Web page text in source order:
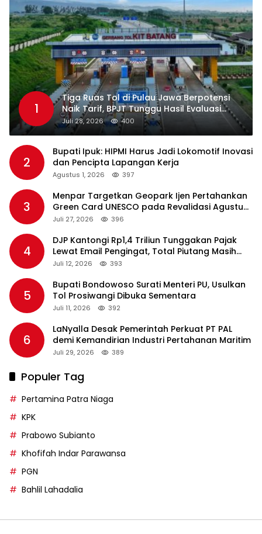
1
Tiga Ruas Tol di Pulau Jawa Berpotensi
Naik Tarif, BPJT Tunggu Hasil Evaluasi
Standar Pelayanan
Juli 28, 2026 400
2
Bupati Ipuk: HIPMI Harus Jadi Lokomotif Inovasi
dan Pencipta Lapangan Kerja
Agustus 1, 2026 397
3
Menpar Targetkan Geopark Ijen Pertahankan
Green Card UNESCO pada Revalidasi Agustus
2026
Juli 27, 2026 396
4
DJP Kantongi Rp1,4 Triliun Tunggakan Pajak
Lewat Email Pengingat, Total Piutang Masih
Rp36 Triliun
Juli 12, 2026 393
5
Bupati Bondowoso Surati Menteri PU, Usulkan
Tol Prosiwangi Dibuka Sementara
Juli 11, 2026 392
6
LaNyalla Desak Pemerintah Perkuat PT PAL
demi Kemandirian Industri Pertahanan Maritim
Juli 29, 2026 389
Populer Tag
Pertamina Patra Niaga
KPK
Prabowo Subianto
Khofifah Indar Parawansa
PGN
Bahlil Lahadalia